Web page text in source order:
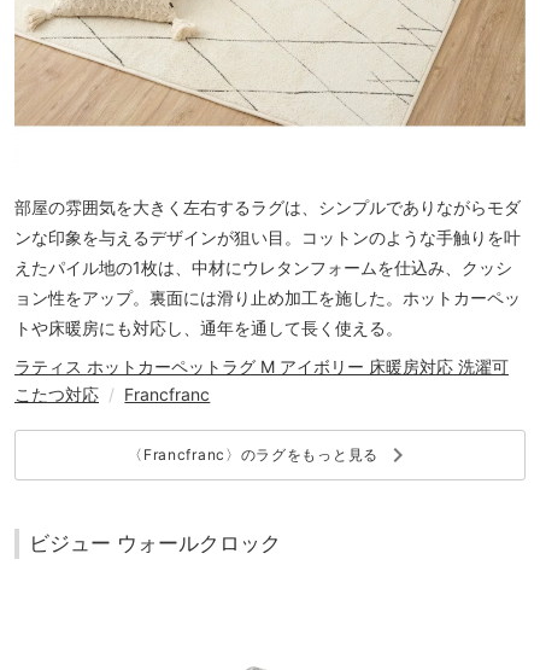
部屋の雰囲気を大きく左右するラグは、シンプルでありながらモダ
ンな印象を与えるデザインが狙い目。コットンのような手触りを叶
えたパイル地の1枚は、中材にウレタンフォームを仕込み、クッシ
ョン性をアップ。裏面には滑り止め加工を施した。ホットカーペッ
トや床暖房にも対応し、通年を通して長く使える。
ラティス ホットカーペットラグ M アイボリー 床暖房対応 洗濯可
こたつ対応 / Francfranc
〈Francfranc〉のラグをもっと見る keyboard_arrow_right
ビジュー ウォールクロック